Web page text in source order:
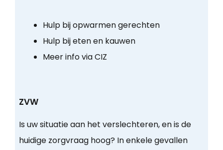
Hulp bij opwarmen gerechten
Hulp bij eten en kauwen
Meer info via CIZ
ZVW
Is uw situatie aan het verslechteren, en is de
huidige zorgvraag hoog? In enkele gevallen